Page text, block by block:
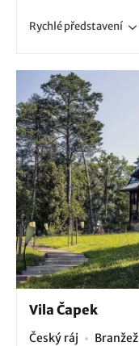
Rychlépředstavení
Vila Čapek
Český ráj Branžež